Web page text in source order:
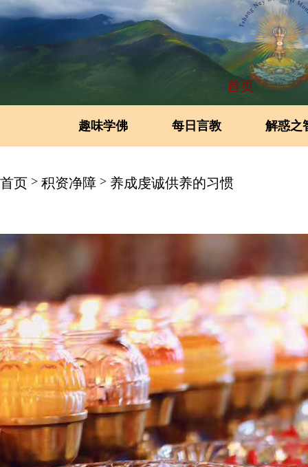
首页
趣味学佛 每日言教 解惑之
首页 > 积资净障 > 养成虔诚供养的习惯